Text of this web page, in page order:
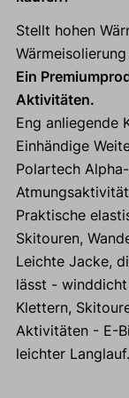
Stellt hohen
Ein
Aktivitäten.
Eng anliegende
Einhändige
Polartech
Praktische
Skitouren,
Leichte Jacke,
lässt -
Klettern,
Aktivitäten - E-
leichter Langlauf.